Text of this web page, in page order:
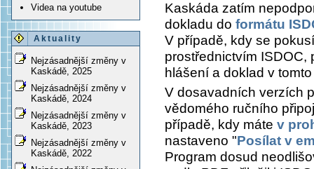
Videa na youtube
Aktuality
Nejzásadnější změny v
Kaskádě, 2025
Nejzásadnější změny v
Kaskádě, 2024
Nejzásadnější změny v
Kaskádě, 2023
Nejzásadnější změny v
Kaskádě, 2022
Kaskáda zatím
dokladu do formátu
V případě, kdy se
prostřednictvím ISDOC,
hlášení a doklad v
V dosavadních verzích
vědomého ručního
případě, kdy máte v
nastaveno "Posílat v
Program dosud